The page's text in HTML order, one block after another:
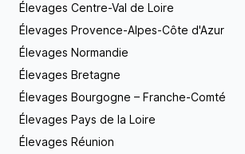
Élevages Centre-Val de Loire
Élevages Provence-Alpes-Côte d'Azur
Élevages Normandie
Élevages Bretagne
Élevages Bourgogne – Franche-Comté
Élevages Pays de la Loire
Élevages Réunion